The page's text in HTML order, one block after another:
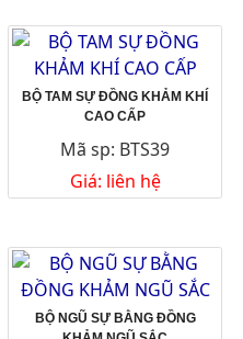
BỘ TAM SỰ ĐỒNG KHẢM KHÍ
CAO CẤP
Mã sp: BTS39
Giá: liên hệ
BỘ NGŨ SỰ BẰNG ĐỒNG